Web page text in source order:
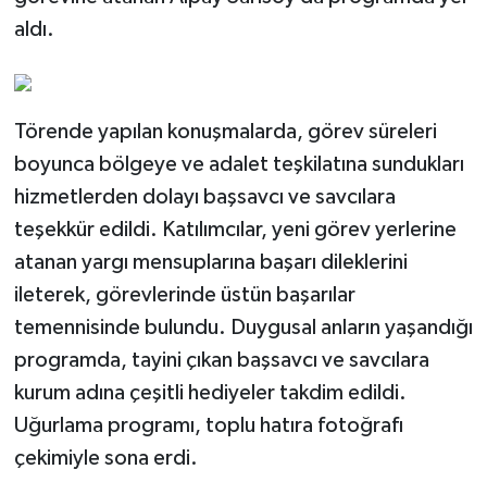
aldı.
Törende yapılan konuşmalarda, görev süreleri
boyunca bölgeye ve adalet teşkilatına sundukları
hizmetlerden dolayı başsavcı ve savcılara
teşekkür edildi. Katılımcılar, yeni görev yerlerine
atanan yargı mensuplarına başarı dileklerini
ileterek, görevlerinde üstün başarılar
temennisinde bulundu. Duygusal anların yaşandığı
programda, tayini çıkan başsavcı ve savcılara
kurum adına çeşitli hediyeler takdim edildi.
Uğurlama programı, toplu hatıra fotoğrafı
çekimiyle sona erdi.